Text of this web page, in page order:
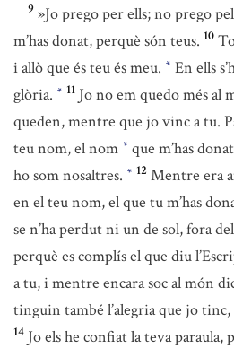
9 »Jo prego per ells; no prego
m’has donat, perquè són teus. 10
i allò que és teu és meu. * En ells
glòria. * 11 Jo no em quedo més al
queden, mentre que jo vinc a tu.
teu nom, el nom * que m’has
ho som nosaltres. * 12 Mentre era
en el teu nom, el que tu m’has
se n’ha perdut ni un de sol, fora
perquè es complís el que diu
a tu, i mentre encara soc al món
tinguin també l’alegria que jo tinc,
14 Jo els he confiat la teva paraula,